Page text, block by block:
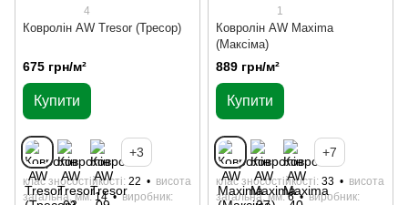
4
Ковролін AW Tresor (Тресор)
675 грн/м²
Купити
+3
клас зносостійкості 22
висота
загальна, мм 14
виробник
1
Ковролін AW Maxima
(Максіма)
889 грн/м²
Купити
+7
клас зносостійкості 33
висота
загальна, мм 6
виробник